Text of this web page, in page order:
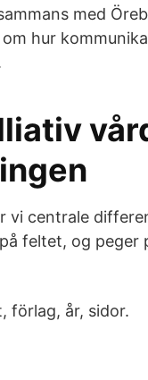
med
hur
centrale
feltet, og peger
förlag, år, sidor.